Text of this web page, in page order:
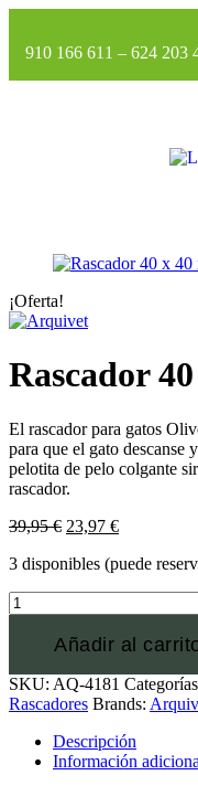
910 166 611 – 624 203
¡Oferta!
Rascador
El rascador para gatos
para que el gato descanse
pelotita de pelo colgante
rascador.
39,95€ 23,97 €
3 disponibles (puede
Añadir al
SKU: AQ-4181
Rascadores Brands:
Descripción
Información